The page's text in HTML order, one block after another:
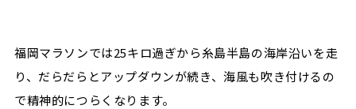
福岡マラソンでは25キロ過ぎから糸島半島の海岸沿いを走
り、だらだらとアップダウンが続き、海風も吹き付けるの
で精神的につらくなります。